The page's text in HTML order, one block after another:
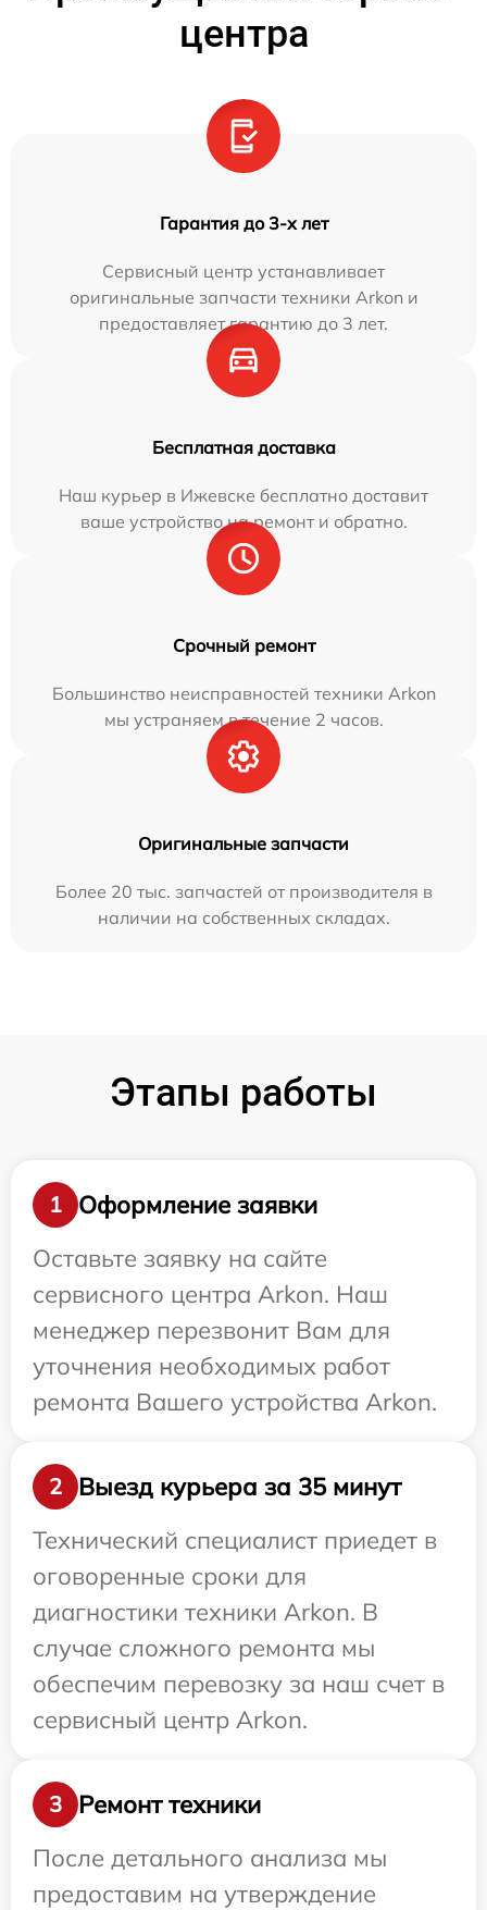
центра
Гарантия до 3-х лет
Сервисный центр устанавливает
оригинальные запчасти техники Arkon и
предоставляет гарантию до 3 лет.
Бесплатная доставка
Наш курьер в Ижевске бесплатно доставит
ваше устройство на ремонт и обратно.
Срочный ремонт
Большинство неисправностей техники Arkon
мы устраняем в течение 2 часов.
Оригинальные запчасти
Более 20 тыс. запчастей от производителя в
наличии на собственных складах.
Этапы работы
1
Оформление заявки
Оставьте заявку на сайте
сервисного центра Arkon. Наш
менеджер перезвонит Вам для
уточнения необходимых работ
ремонта Вашего устройства Arkon.
2
Выезд курьера за 35 минут
Технический специалист приедет в
оговоренные сроки для
диагностики техники Arkon. В
случае сложного ремонта мы
обеспечим перевозку за наш счет в
сервисный центр Arkon.
3
Ремонт техники
После детального анализа мы
предоставим на утверждение